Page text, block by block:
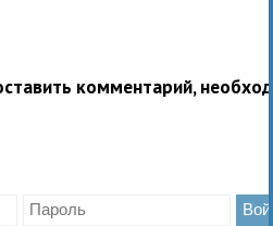
комментарий,